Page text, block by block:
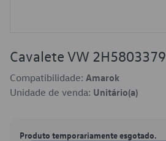
Cavalete VW 2H5803379
Compatibilidade: Amarok
Unidade de venda: Unitário(a)
Produto temporariamente esgotado.